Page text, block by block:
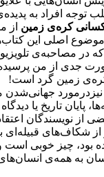
توجه افراد به
کره‌ی زمین از
اصلی این
در مصاحبه‌ی
جدی از من پرسیده
کره‌ی زمین گرد است!
نیزدرمورد
پایان تاریخ یا
از نویسندگان
شکاف‌های قبیله‌ای
بود، چیز خوبی
به همه‌ی